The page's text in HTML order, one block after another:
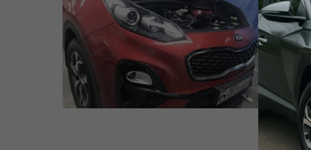
GSM
Технология
Защита от